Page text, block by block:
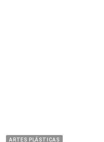
ARTES PLÁSTICAS